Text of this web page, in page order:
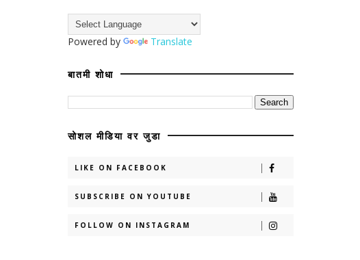
Powered by Translate
बातमी शोधा
सोशल मीडिया वर जुडा
LIKE ON FACEBOOK
SUBSCRIBE ON YOUTUBE
FOLLOW ON INSTAGRAM